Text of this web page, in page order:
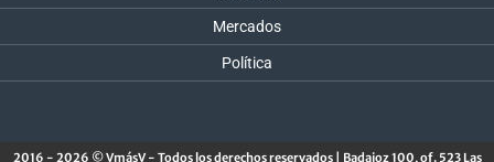
Mercados
Política
2016 - 2026 © VmásV - Todos los derechos reservados | Badajoz 100, of. 523 Las